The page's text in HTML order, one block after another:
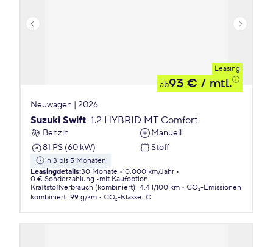
Leasing
ab93 € / mtl.
Neuwagen | 2026
Suzuki Swift 1.2 HYBRID MT Comfort
Benzin
Manuell
81 PS (60 kW)
Stoff
in 3 bis 5 Monaten
Leasingdetails:30 Monate 10.000 km/Jahr
0 € Sonderzahlung
mit Kaufoption
Kraftstoffverbrauch (kombiniert): 4,4 l/100 km
CO₂-Emissionen
kombiniert: 99 g/km CO₂-Klasse: C